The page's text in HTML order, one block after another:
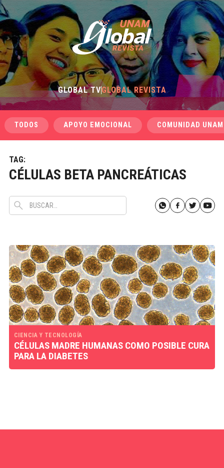
GLOBAL TVGLOBAL REVISTA
TODOS APOYO EMOCIONAL COMUNIDAD UNAM
TAG:
CÉLULAS BETA PANCREÁTICAS
CIENCIA Y TECNOLOGÍA
CÉLULAS MADRE HUMANAS COMO POSIBLE CURA
PARA LA DIABETES